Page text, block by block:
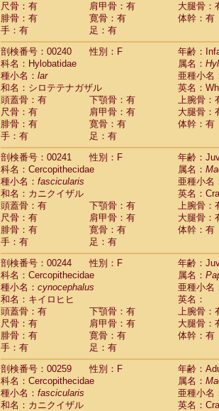
尺骨：有
肩甲骨：有
大腿骨：
腓骨：有
寛骨：有
体幹：有
手：有
足：有
剖検番号：00240
性別：F
年齢：
科名：Hylobatidae
属名：
種小名： lar
亜種小名
和名：シロテテナガザル
英名：
頭蓋骨：有
下顎骨：有
上腕骨：
尺骨：有
肩甲骨：有
大腿骨：
腓骨：有
寛骨：有
体幹：有
手：有
足：有
剖検番号：00241
性別：F
年齢：
科名：Cercopithecidae
属名：
種小名： fascicularis
亜種小名
和名：カニクイザル
英名：
頭蓋骨：有
下顎骨：有
上腕骨：
尺骨：有
肩甲骨：有
大腿骨：
腓骨：有
寛骨：有
体幹：有
手：有
足：有
剖検番号：00244
性別：F
年齢：
科名：Cercopithecidae
属名：
種小名： cynocephalus
亜種小名
和名：キイロヒヒ
英名：
頭蓋骨：有
下顎骨：有
上腕骨：
尺骨：有
肩甲骨：有
大腿骨：
腓骨：有
寛骨：有
体幹：有
手：有
足：有
剖検番号：00259
性別：F
年齢：
科名：Cercopithecidae
属名：
種小名： fascicularis
亜種小名
和名：カニクイザル
英名：